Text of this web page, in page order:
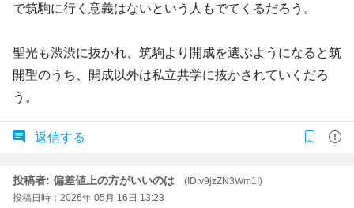
で筑駒に行く意義はないという人もでてくるだろう。
聖光も渋渋に抜かれ、筑駒より開成を選ぶようになると筑
開聖のうち、開成以外は私立共学に抜かされていくだろ
う。
返信する
投稿者: 偏差値上の方がいいのは
(ID:v9jzZN3Wm1I)
投稿日時：2026年 05月 16日 13:23